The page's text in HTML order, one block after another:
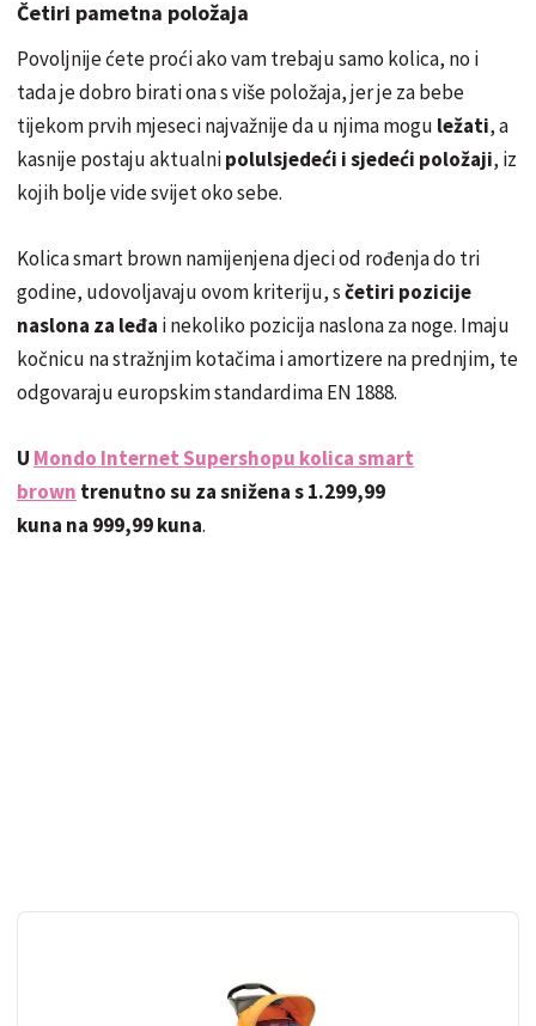
Četiri pametna položaja
Povoljnije ćete proći ako vam trebaju samo kolica, no i
tada je dobro birati ona s više položaja, jer je za bebe
tijekom prvih mjeseci najvažnije da u njima mogu ležati, a
kasnije postaju aktualnipolulsjedeći i sjedeći položaji, iz
kojih bolje vide svijet oko sebe.
Kolica smart brown namijenjena djeci od rođenja do tri
godine, udovoljavaju ovom kriteriju, sčetiri pozicije
naslona za leđa i nekoliko pozicija naslona za noge. Imaju
kočnicu na stražnjim kotačima i amortizere na prednjim, te
odgovaraju europskim standardima EN 1888.
U Mondo Internet Supershopu kolica smart
brown trenutno su za snižena s 1.299,99
kuna na 999,99 kuna.